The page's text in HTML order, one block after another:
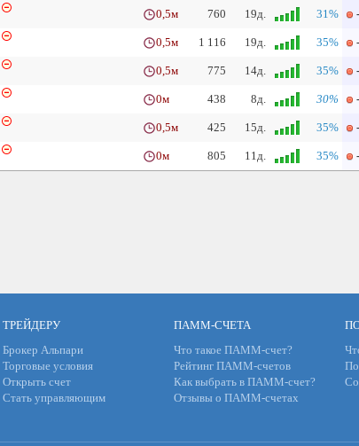
0,5м 760 19д. 31%
0,5м 1 116 19д. 35%
0,5м 775 14д. 35%
0м 438 8д. 30%
0,5м 425 15д. 35%
0м 805 11д. 35%
ТРЕЙДЕРУ
Брокер Альпари
Торговые условия
Открыть счет
Стать управляющим
ПАММ-СЧЕТА
Что такое ПАММ-счет?
Рейтинг ПАММ-счетов
Как выбрать в ПАММ-счет?
Отзывы о ПАММ-счетах